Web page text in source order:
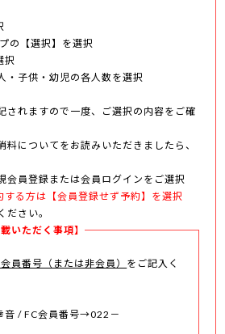
の【選択】を選択
択
子供・幼児の各人数を選択
れますので一度、ご選択の内容をご確
についてをお読みいただきましたら、
員登録または会員ログインをご選択
る方は【会員登録せず予約】を選択
さい。
載いただく事項】
員番号（または非会員） をご記入く
/ FC会員番号→022－